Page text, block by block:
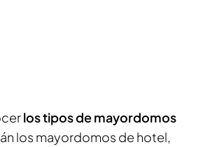
los tipos de mayordomos
los mayordomos de hotel,